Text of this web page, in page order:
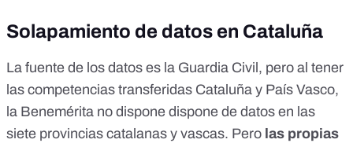
Solapamiento de datos en Cataluña
La fuente de los datos es la Guardia Civil, pero al tener
las competencias transferidas Cataluña y País Vasco,
la Benemérita no dispone dispone de datos en las
siete provincias catalanas y vascas. Pero las propias